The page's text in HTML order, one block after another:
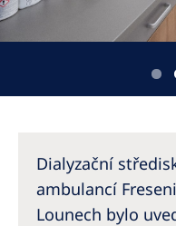
United Kingdom
Asia Pacific
Australia
Dialyzační
ambulancí
Lounech bylo